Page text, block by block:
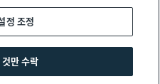
reserved.
|
|
정 조정
만 수락